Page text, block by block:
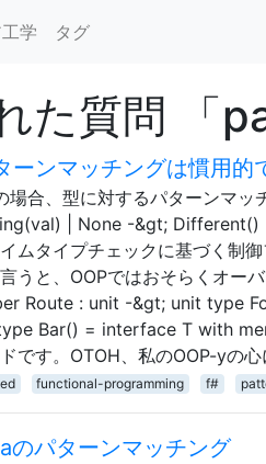
学 タグ
た質問 「
ーンマッチングは慣用的
場合、型に対するパターンマ
| None -&gt; Different()
ムタイプチェックに基づく制
うと、OOPではおそらくオー
Route : unit -&gt; unit type
Bar() = interface T with
です。OTOH、私のOOP-yの
functional-programming f#
のパターンマッチング